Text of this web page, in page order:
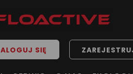
SIĘ